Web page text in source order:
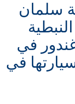
سلمان
في
في